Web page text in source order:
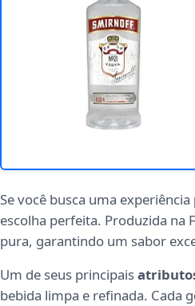
Se você busca uma experiência
escolha perfeita. Produzida na
pura, garantindo um sabor
Um de seus principais
bebida limpa e refinada. Cada